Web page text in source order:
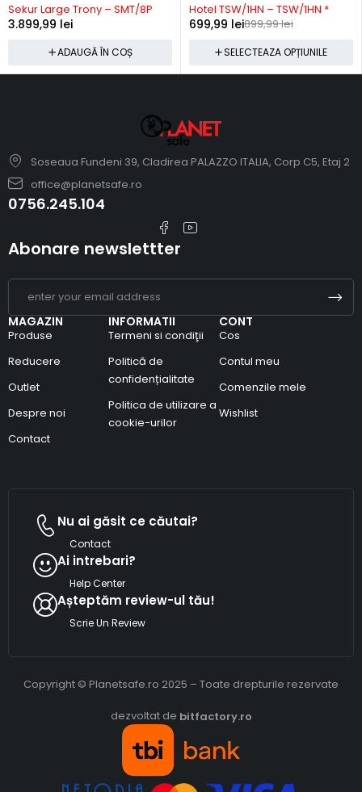
Sekur Large Trony – SMT/8P
3.899,99 lei
ADAUGĂ ÎN COȘ
Hotel TSW/1HN – TSW/1HN *
899,99lei
699,99 lei
SELECTEAZA OPȚIUNILE
Soseaua Fundeni 39, Cladirea PALAZZO ITALIA, Corp C5, Etaj 2
office@planetsafe.ro
0756.245.104
MAGAZIN
Produse
Reducere
Outlet
Despre noi
Contact
INFORMATII
Termeni si condiţii
Politică de
confidențialitate
Politica de utilizare a
cookie-urilor
CONT
Cos
Contul meu
Comenzile mele
Wishlist
Abonare newslettter
Nu ai găsit ce căutai?
Contact
Ai intrebari?
Help Center
Așteptăm review-ul tău!
Scrie Un Review
Copyright © Planetsafe.ro 2025 – Toate drepturile rezervate
dezvoltat de bitfactory.ro